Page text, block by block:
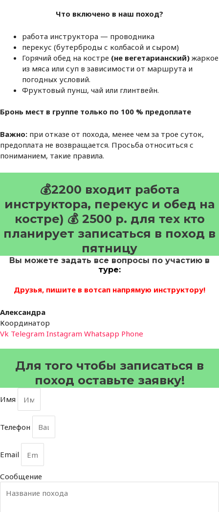
Что включено в наш поход?
работа инструктора — проводника
перекус (бутерброды с колбасой и сыром)
Горячий обед на костре (не вегетарианский) жаркое
из мяса или суп в зависимости от маршрута и
погодных условий.
Фруктовый пунш, чай или глинтвейн.
Бронь мест в группе только по 100 % предоплате
Важно: при отказе от похода, менее чем за трое суток,
предоплата не возвращается. Просьба относиться с
пониманием, такие правила.
💰2200 входит работа
инструктора, перекус и обед на
костре) 💰 2500 р. для тех кто
планирует записаться в поход в
пятницу
Вы можете задать все вопросы по участию в
туре:
Друзья, пишите в вотсап напрямую инструктору!
Александра
Координатор
Vk Telegram Instagram Whatsapp Phone
Для того чтобы записаться в
поход оставьте заявку!
Имя
Телефон
Email
Сообщение